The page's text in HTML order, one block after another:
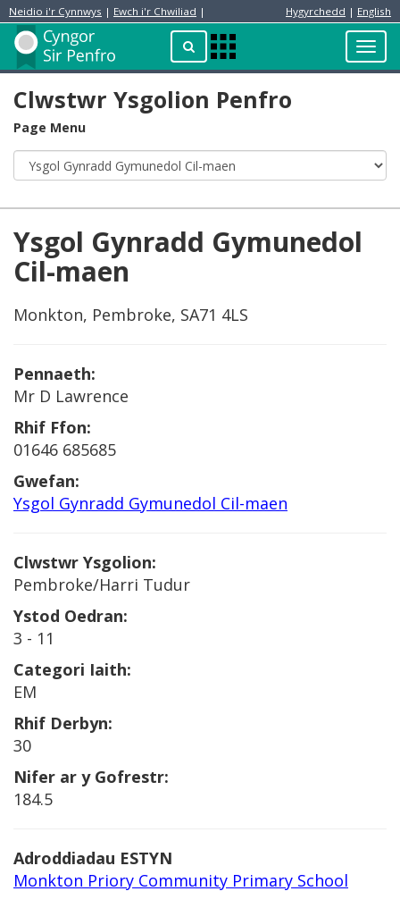
Neidio i'r Cynnwys | Ewch i'r Chwiliad | Hygyrchedd | English
ChwilioApps
Menu
Preswylydd
Clwstwr Ysgolion Penfro
Page Menu
Ysgol Gynradd Gymunedol
Cil-maen
Monkton, Pembroke, SA71 4LS
Pennaeth:
Mr D Lawrence
Rhif Ffon:
01646 685685
Gwefan:
Ysgol Gynradd Gymunedol Cil-maen
Clwstwr Ysgolion:
Pembroke/Harri Tudur
Ystod Oedran:
3 - 11
Categori Iaith:
EM
Rhif Derbyn:
30
Nifer ar y Gofrestr:
184.5
Adroddiadau ESTYN
Monkton Priory Community Primary School